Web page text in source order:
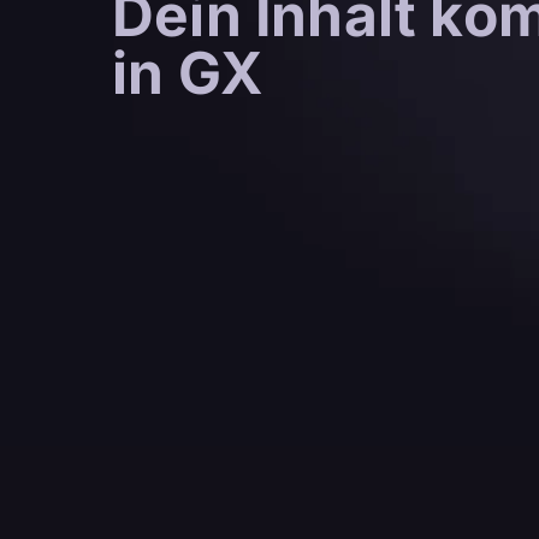
Dein Inhalt
in GX